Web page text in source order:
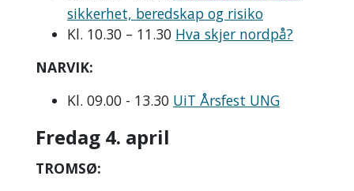
sikkerhet, beredskap og risiko
Kl. 10.30 – 11.30 Hva skjer nordpå?
NARVIK:
Kl. 09.00 - 13.30 UiT Årsfest UNG
Fredag 4. april
TROMSØ: